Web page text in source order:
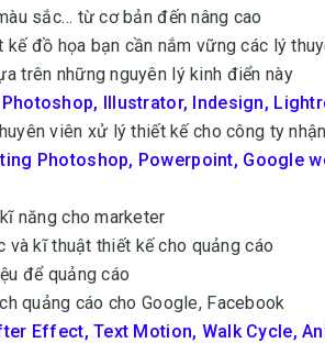
sắc… từ cơ bản đến nâng cao
đồ họa bạn cần nắm vững các lý
trên những nguyên lý kinh điển này
Illustrator, Indesign,
viên xử lý thiết kế cho công ty
Photoshop, Powerpoint, Google
năng cho marketer
và kĩ thuật thiết kế cho quảng cáo
để quảng cáo
quảng cáo cho Google, Facebook
Effect, Text Motion, Walk Cycle,